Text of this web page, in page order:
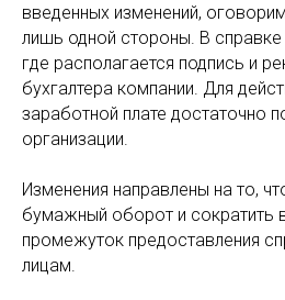
введенных изменений,
лишь одной стороны. В справке
где располагается подпись и
бухгалтера компании. Для
заработной плате достаточно
организации.
Изменения направлены на то,
бумажный оборот и сократить
промежуток предоставления
лицам.